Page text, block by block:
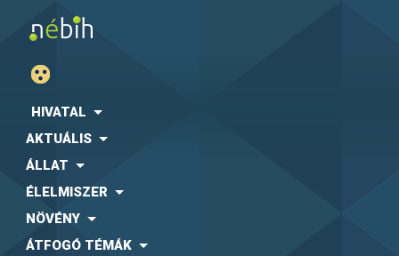
HIVATAL
AKTUÁLIS
ÁLLAT
ÉLELMISZER
NÖVÉNY
ÁTFOGÓ TÉMÁK